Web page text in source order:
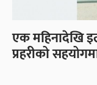
एक महिनादेखि
प्रहरीको